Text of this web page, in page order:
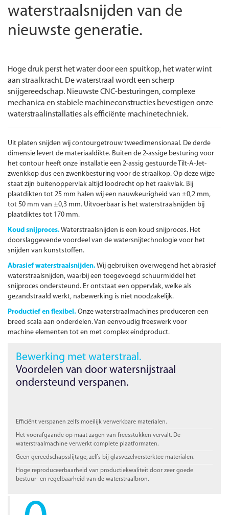
waterstraalsnijden van de
nieuwste generatie.
Hoge druk perst het water door een spuitkop, het water wint
aan straalkracht. De waterstraal wordt een scherp
snijgereedschap. NieuwsteCNC-besturingen, complexe
mechanica en stabiele machineconstructies bevestigen onze
waterstraalinstallaties als efficiënte machinetechniek.
Uit platen snijden wij contourgetrouw tweedimensionaal. De derde
dimensie levert de materiaaldikte. Buiten de 2-assige besturing voor
het contour heeft onze installatie een 2-assig gestuurde Tilt-A-Jet-
zwenkkop dus een zwenkbesturing voor de straalkop. Op deze wijze
staat zijn buitenoppervlak altijd loodrecht op het raakvlak. Bij
plaatdikten tot 25 mm halen wij een nauwkeurigheid van ±0,2 mm,
tot 50 mm van ±0,3 mm. Uitvoerbaar is het waterstraalsnijden bij
plaatdiktes tot 170 mm.
Koud snijproces.Waterstraalsnijden is een koud snijproces. Het
doorslaggevende voordeel van de watersnijtechnologie voor het
snijden van kunststoffen.
Abrasief waterstraalsnijden.Wij gebruiken overwegend het abrasief
waterstraalsnijden, waarbij een toegevoegd schuurmiddel het
snijproces ondersteund. Er ontstaat een oppervlak, welke als
gezandstraald werkt, nabewerking is niet noodzakelijk.
Productief en flexibel. Onze waterstraalmachines produceren een
breed scala aan onderdelen. Van eenvoudig freeswerk voor
machine elementen tot en met complex eindproduct.
Bewerking met waterstraal.
Voordelen van door watersnijstraal
ondersteund verspanen.
Efficiënt verspanen zelfs moeilijk verwerkbare materialen.
Het voorafgaande op maat zagen van freesstukken vervalt. De
waterstraalmachine verwerkt complete plaatformaten.
Geen gereedschapsslijtage, zelfs bij glasvezel­versterktee materialen.
Hoge reproduceerbaarheid van productiekwaliteit door zeer goede
bestuur- en regelbaarheid van de waterstraalbron.